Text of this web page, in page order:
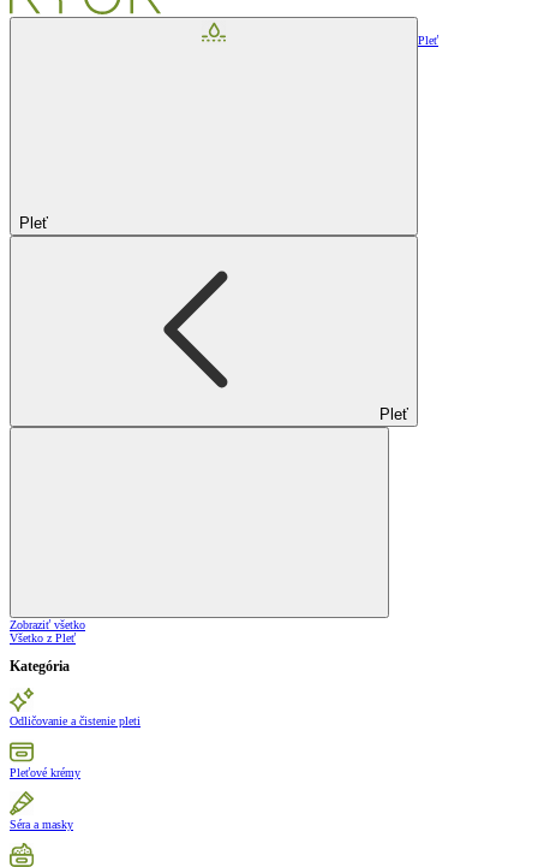
Pleť
Pleť
Pleť
Zobraziť všetko
Všetko z Pleť
Kategória
Odličovanie a čistenie pleti
Pleťové krémy
Séra a masky